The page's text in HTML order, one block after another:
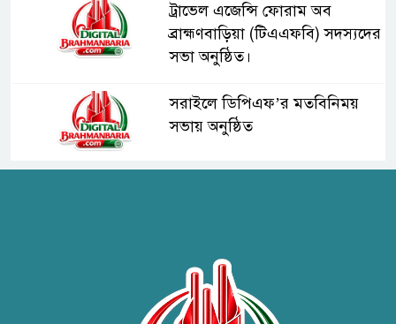
ট্রাভেল এজেন্সি ফোরাম অব
ব্রাহ্মণবাড়িয়া (টিএএফবি) সদস্যদের
সভা অনুষ্ঠিত।
সরাইলে ডিপিএফ’র মতবিনিময়
সভায় অনুষ্ঠিত
ব্রাহ্মণবাড়িয়ায় তরী বাংলাদেশের
উদ্যোগে বৃক্ষরোপণ ও গাছের চারা
বিতরণ।